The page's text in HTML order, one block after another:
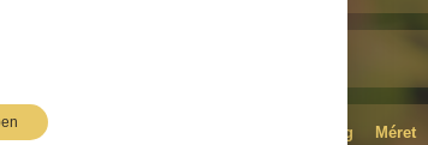
Oldalak: 1 Minőség Méret